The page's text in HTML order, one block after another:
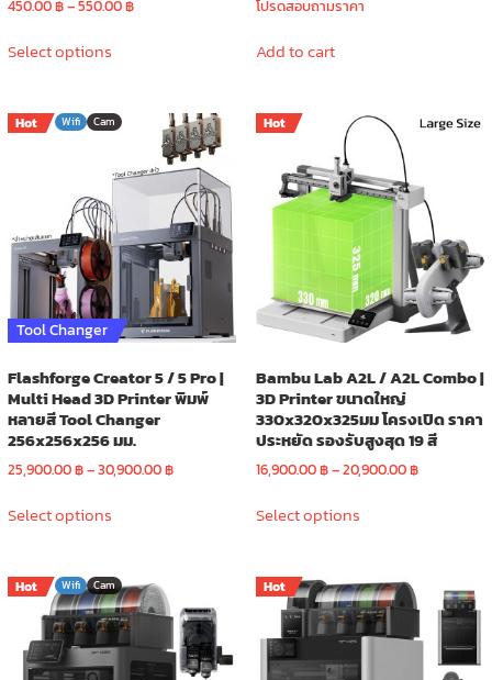
450.00฿–550.00฿Price
Select optionsproduct
variants.
options
may
be
chosen
on
the
product
page
โปรดสอบถามราคา
Add to cart
Hot Wifi Cam
Tool Changer
Flashforge Creator 5 / 5 Pro |
Multi Head 3D Printer พิมพ์
หลายสี Tool Changer
256x256x256 มม.
25,900.00฿–30,900.00฿Price
Select optionsproduct
variants.
The
options
may
Hot
Bambu Lab A2L / A2L Combo |
3D Printer ขนาดใหญ่
330x320x325มม โครงเปิด ราคา
ประหยัด รองรับสูงสุด 19 สี
16,900.00฿–20,900.00฿Price
Select optionsproduct
variants.
The
options
Hot Wifi Cam Hot